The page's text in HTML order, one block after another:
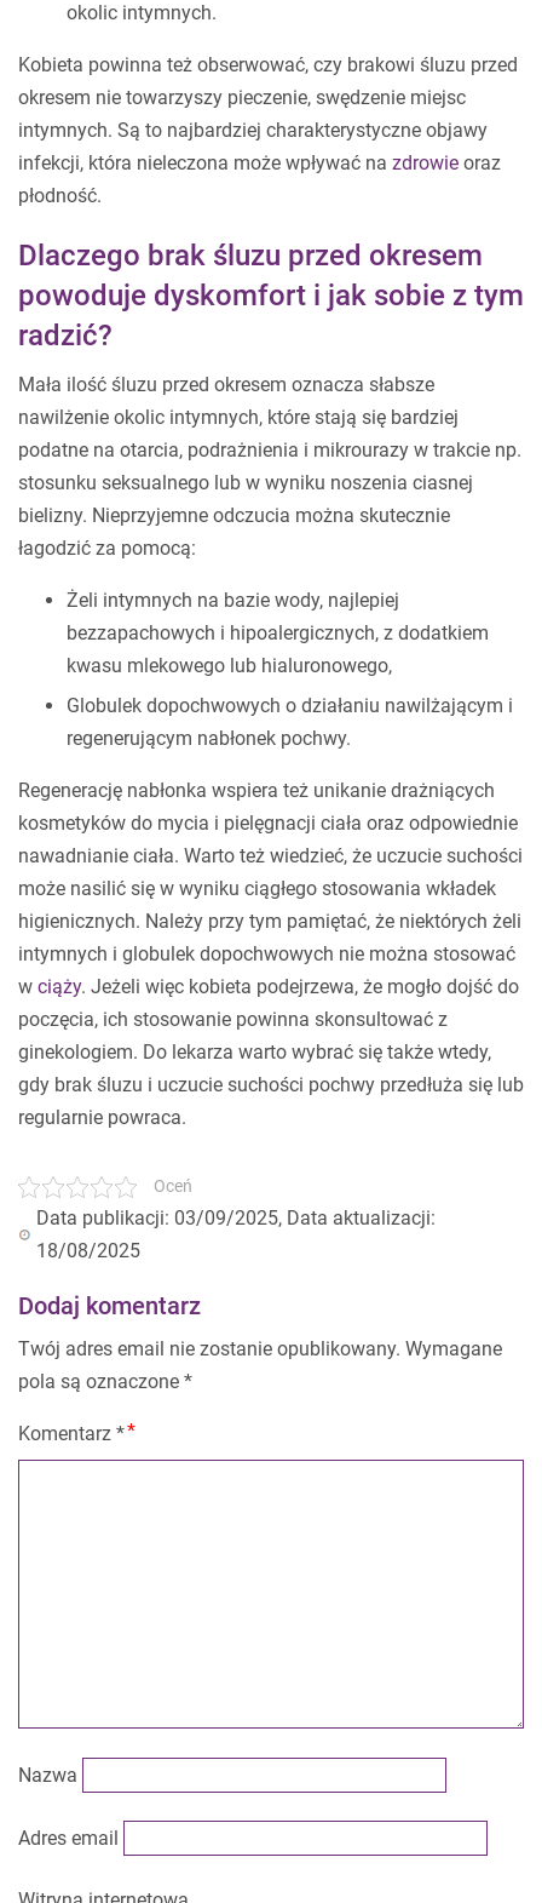
okolic intymnych.
Kobieta powinna też obserwować, czy brakowi śluzu przed
okresem nie towarzyszy pieczenie, swędzenie miejsc
intymnych. Są to najbardziej charakterystyczne objawy
infekcji, która nieleczona może wpływać na zdrowie oraz
płodność.
Dlaczego brak śluzu przed okresem
powoduje dyskomfort i jak sobie z tym
radzić?
Mała ilość śluzu przed okresem oznacza słabsze
nawilżenie okolic intymnych, które stają się bardziej
podatne na otarcia, podrażnienia i mikrourazy w trakcie np.
stosunku seksualnego lub w wyniku noszenia ciasnej
bielizny. Nieprzyjemne odczucia można skutecznie
łagodzić za pomocą:
Żeli intymnych na bazie wody, najlepiej
bezzapachowych i hipoalergicznych, z dodatkiem
kwasu mlekowego lub hialuronowego,
Globulek dopochwowych o działaniu nawilżającym i
regenerującym nabłonek pochwy.
Regenerację nabłonka wspiera też unikanie drażniących
kosmetyków do mycia i pielęgnacji ciała oraz odpowiednie
nawadnianie ciała. Warto też wiedzieć, że uczucie suchości
może nasilić się w wyniku ciągłego stosowania wkładek
higienicznych. Należy przy tym pamiętać, że niektórych żeli
intymnych i globulek dopochwowych nie można stosować
w ciąży. Jeżeli więc kobieta podejrzewa, że mogło dojść do
poczęcia, ich stosowanie powinna skonsultować z
ginekologiem. Do lekarza warto wybrać się także wtedy,
gdy brak śluzu i uczucie suchości pochwy przedłuża się lub
regularnie powraca.
Oceń
Data publikacji: 03/09/2025, Data aktualizacji:
18/08/2025
Dodaj komentarz
Twój adres email nie zostanie opublikowany. Wymagane
pola są oznaczone *
Komentarz *
Nazwa
Adres email